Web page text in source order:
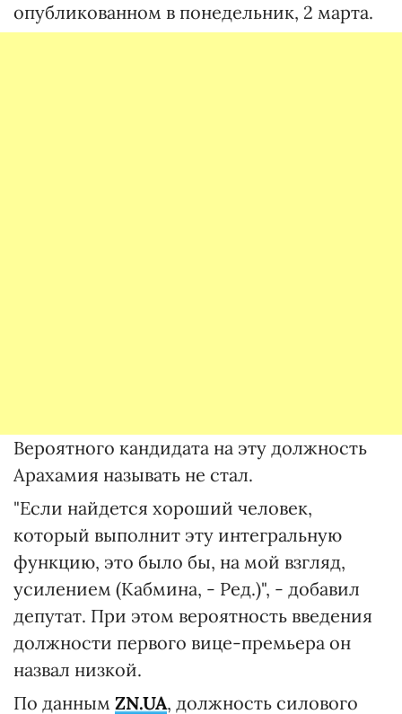
опубликованном в понедельник, 2 марта.
Вероятного кандидата на эту должность
Арахамия называть не стал.
"Если найдется хороший человек,
который выполнит эту интегральную
функцию, это было бы, на мой взгляд,
усилением (Кабмина, - Ред.)", - добавил
депутат. При этом вероятность введения
должности первого вице-премьера он
назвал низкой.
По данным ZN.UA, должность силового